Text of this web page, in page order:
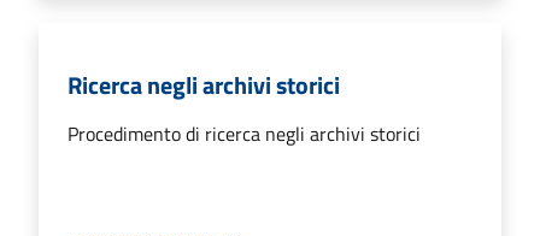
Ricerca negli archivi storici
Procedimento di ricerca negli archivi storici